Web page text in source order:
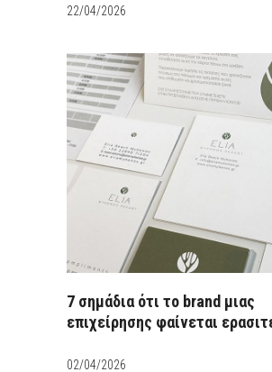
22/04/2026
7 σημάδια ότι το brand μιας
επιχείρησης φαίνεται
02/04/2026